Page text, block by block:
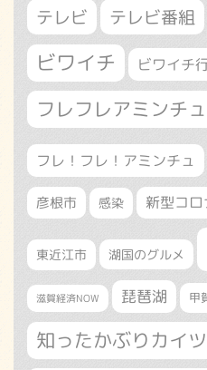
テレビ テレビ番組
ビワイチ ビワイチ
フレフレアミンチュ
フレ！フレ！アミンチュ
彦根市 感染 新型コ
東近江市 湖国のグルメ
滋賀経済NOW 琵琶湖 甲
知ったかぶりカイ